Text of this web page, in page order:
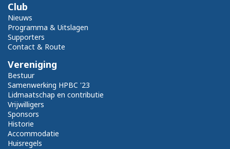
Club
Nieuws
Programma & Uitslagen
Supporters
Contact & Route
Vereniging
Bestuur
Samenwerking HPBC '23
Lidmaatschap en contributie
Vrijwilligers
Sponsors
Historie
Accommodatie
Huisregels